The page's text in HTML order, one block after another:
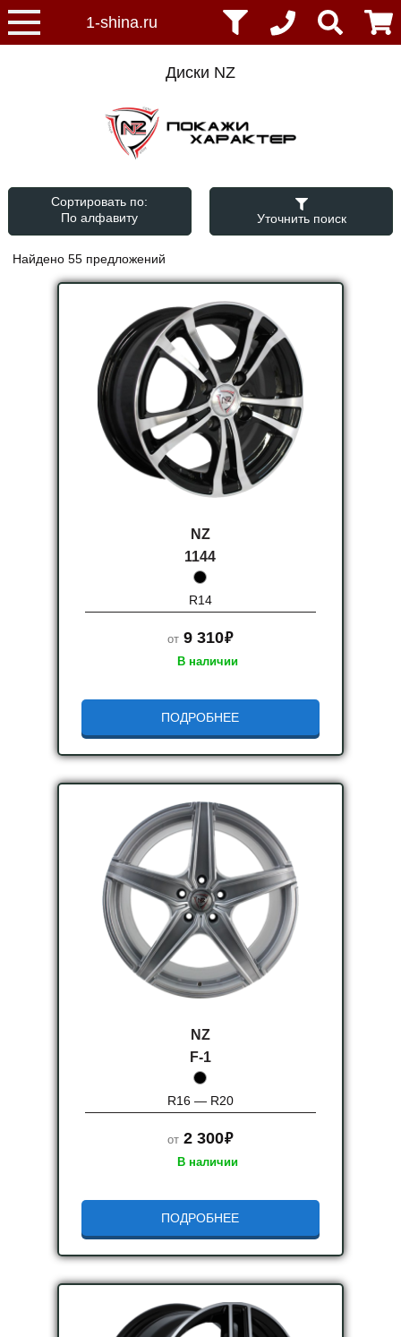
Диски NZ
Сортировать по:
Уточнить поиск
Найдено 55 предложений
NZ
1144
R14
от 9 310руб.
В наличии
ПОДРОБНЕЕ
NZ
F-1
R16 — R20
от 2 300руб.
В наличии
ПОДРОБНЕЕ